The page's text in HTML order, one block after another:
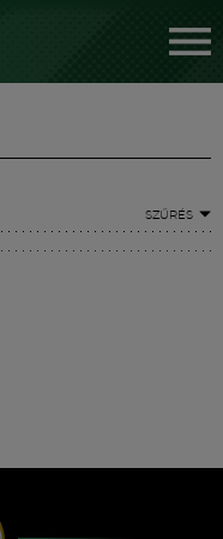
SZŰRÉS